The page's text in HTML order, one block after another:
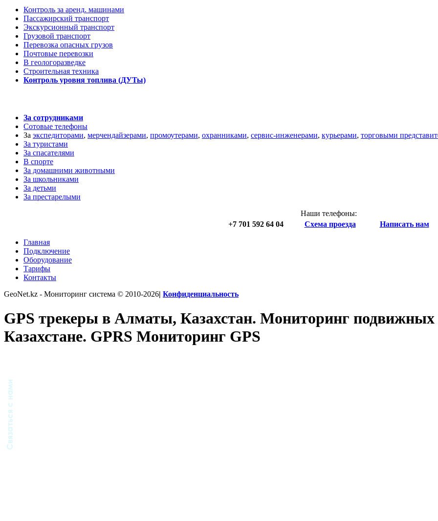
Контроль за аренд. машинами
Пассажирский транспорт
Экскурсионный транспорт
Грузовой транспорт
Перевозка опасных грузов
Почтовые перевозки
В геологоразведке
Строительная техника
Контроль уровня топлива (ДУТы)
За сотрудниками
Сотовые телефоны
За экспедиторами, мерчендайзерами, промоутерами, охранниками, сервис-инженерами, курьерами, торговыми
За туристами
За спасателями
В спорте
За домашними животными
За школьниками
За детьми
За престарелыми
Наши телефоны:
+7 701 592 64 04
Схема проезда Написать нам
Главная
Подключение
Оборудование
Тарифы
Контакты
GeoNet.kz - Мониторинг система © 2010-2026 Конфиденциальность
GPS трекеры в Алматы, Казахстан. Мониторинг
Казахстане. GPRS Мониторинг GPS